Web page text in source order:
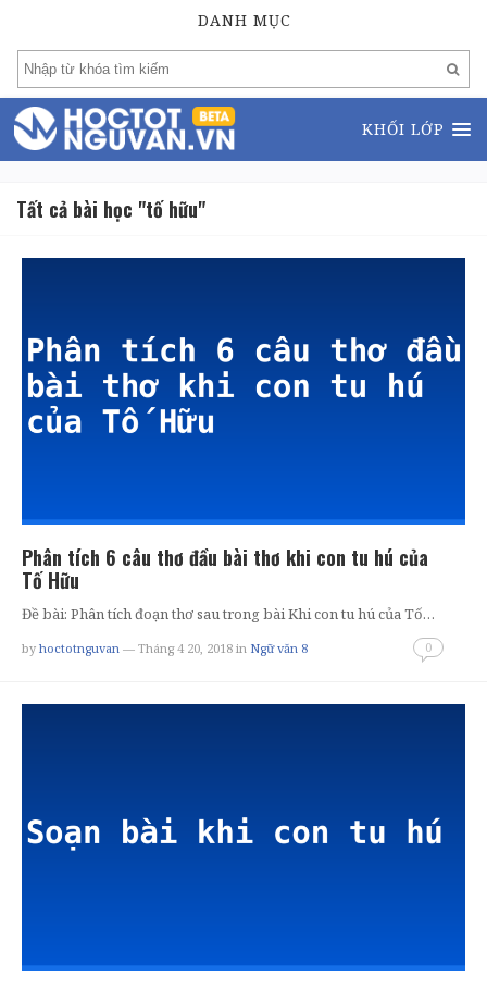
DANH MỤC
KHỐI LỚP
Tất cả bài học "tố hữu"
Phân tích 6 câu thơ đầu bài thơ khi con tu hú của
Tố Hữu
Đề bài: Phân tích đoạn thơ sau trong bài Khi con tu hú của Tố…
by hoctotnguvan — Tháng 4 20, 2018 in Ngữ văn 8 0